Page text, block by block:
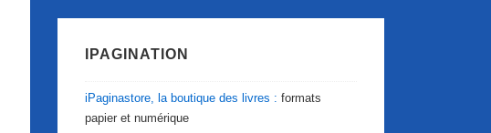
IPAGINATION
iPaginastore, la boutique des livres : formats
papier et numérique